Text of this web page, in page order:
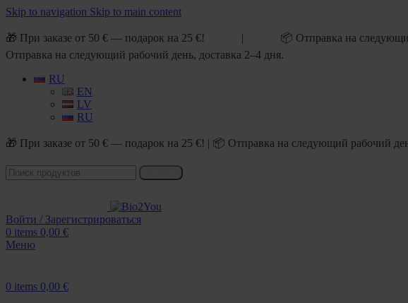
Skip to navigation Skip to main content
🎁 При заказе от 50 € — подарок на 25 €! | 📦 Отправка на
Отправка на следующий рабочий день, доставка 2–4 дня.
RU
EN
LV
RU
🎁 При заказе от 50 € — подарок на 25 €! | 📦 Отправка на следующий рабочий
Войти / Зарегистрироваться
0 items 0,00 €
Меню
0 items 0,00 €